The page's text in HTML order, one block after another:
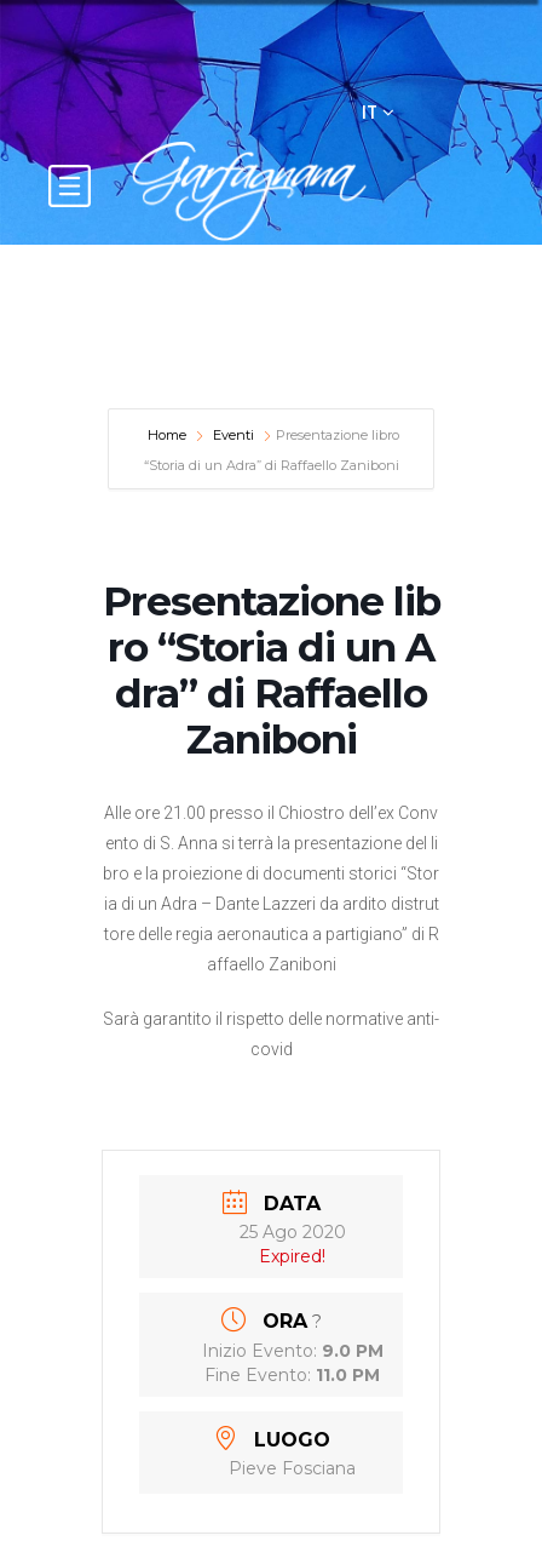
IT
Home Eventi
Presentazione libro
“Storia di un Adra” di Raffaello Zaniboni
Presentazione lib
ro “Storia di un A
dra” di Raffaello
Zaniboni
Alle ore 21.00 presso il Chiostro dell’ex Conv
ento di S. Anna si terrà la presentazione del li
bro e la proiezione di documenti storici “Stor
ia di un Adra – Dante Lazzeri da ardito distrut
tore delle regia aeronautica a partigiano” di R
affaello Zaniboni
Sarà garantito il rispetto delle normative anti-
covid
DATA
25 Ago 2020
Expired!
ORA ?
Inizio Evento: 9.0 PM
Fine Evento: 11.0 PM
LUOGO
Pieve Fosciana